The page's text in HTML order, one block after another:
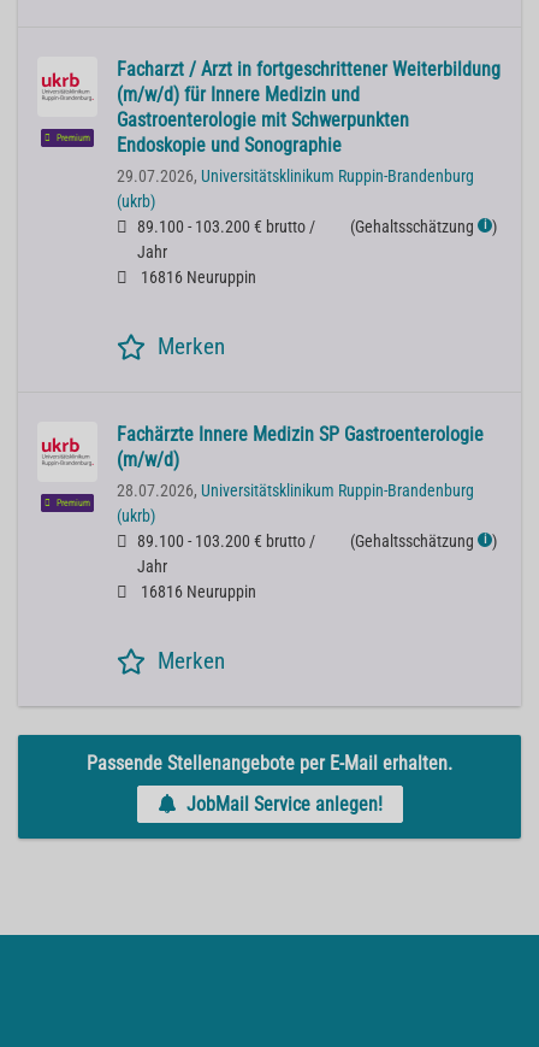
Premium
Facharzt / Arzt in fortgeschrittener Weiterbildung
(m/w/d) für Innere Medizin und
Gastroenterologie mit Schwerpunkten
Endoskopie und Sonographie
29.07.2026, Universitätsklinikum Ruppin-Brandenburg
(ukrb)
89.100 - 103.200 € brutto /
Jahr
(Gehaltsschätzung ℹ )
16816 Neuruppin
Merken
Premium
Fachärzte Innere Medizin SP Gastroenterologie
(m/w/d)
28.07.2026, Universitätsklinikum Ruppin-Brandenburg
(ukrb)
89.100 - 103.200 € brutto /
Jahr
(Gehaltsschätzung ℹ )
16816 Neuruppin
Merken
Passende Stellenangebote per E-Mail erhalten.
JobMail Service anlegen!